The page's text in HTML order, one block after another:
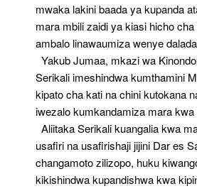
mwaka lakini baada ya kupanda
mara mbili zaidi ya kiasi hicho
ambalo linawaumiza wenye
Yakub Jumaa, mkazi wa
Serikali imeshindwa kumthamini
kipato cha kati na chini kutokana
iwezalo kumkandamiza mara kwa
Aliitaka Serikali kuangalia kwa
usafiri na usafirishaji jijini Dar es
changamoto zilizopo, huku
kikishindwa kupandishwa kwa